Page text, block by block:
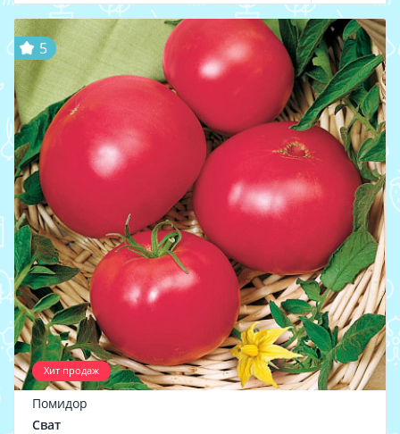
Хит продаж
5
Помидор
Сват